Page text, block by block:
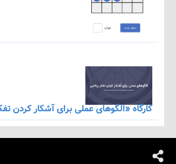
«الگوهای عملی برای آشکار کردن تفکر ریاضی»